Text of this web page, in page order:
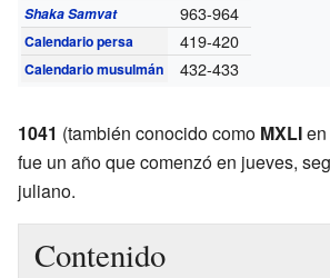
Shaka Samvat 963-964
Calendario persa 419-420
Calendario musulmán 432-433
1041 (también conocido como MXLI
fue un año que comenzó en jueves,
juliano.
Contenido